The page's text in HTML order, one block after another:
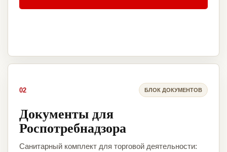
02 БЛОК ДОКУМЕНТОВ
Документы для
Роспотребнадзора
Санитарный комплект для торговой деятельности: